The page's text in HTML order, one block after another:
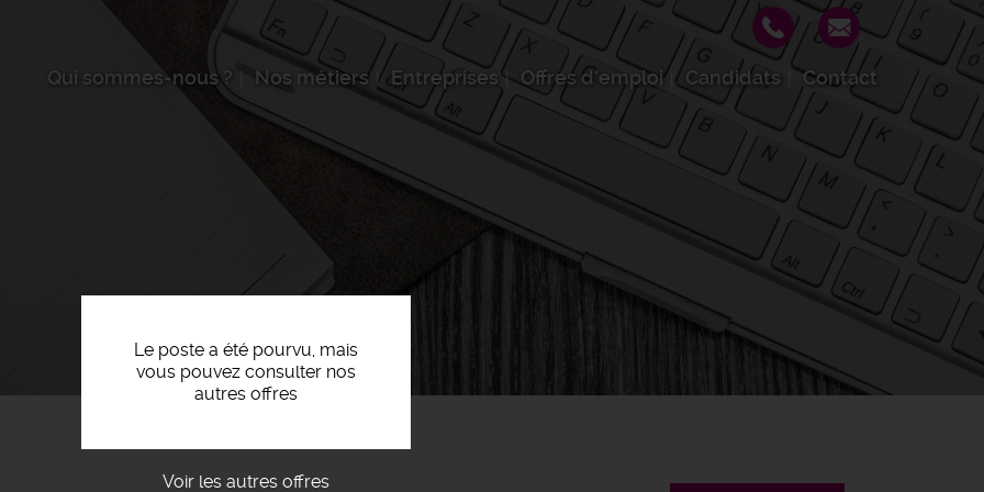
Qui sommes-nous ? Nos métiers Entreprises Offres d'emploi Candidats Contact
Le poste a été pourvu, mais
vous pouvez consulter nos
autres offres
Voir les autres offres